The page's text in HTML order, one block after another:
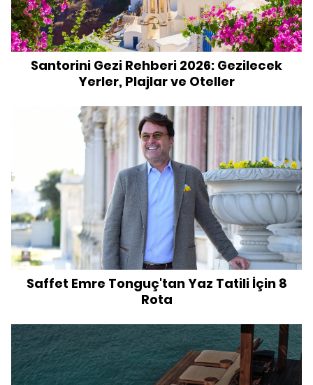
Santorini Gezi Rehberi 2026: Gezilecek
Yerler, Plajlar ve Oteller
Saffet Emre Tonguç'tan Yaz Tatili İçin 8
Rota